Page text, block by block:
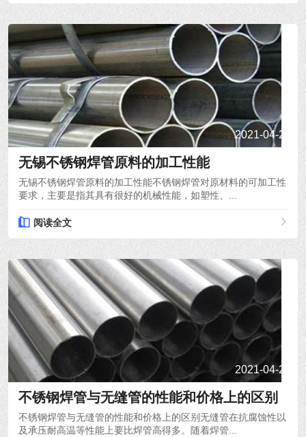
2021-04-22
无锡不锈钢焊管原料的加工性能
无锡不锈钢焊管原料的加工性能不锈钢焊管对原材料的可加工性
要求，主要是指其具有很好的机械性能，如塑性、...
阅读全文
2021-04-21
不锈钢焊管与无缝管的性能和价格上的区别
不锈钢焊管与无缝管的性能和价格上的区别无缝管在抗腐蚀性以
及承压耐高温等性能上要比焊管高得多。随着焊管...